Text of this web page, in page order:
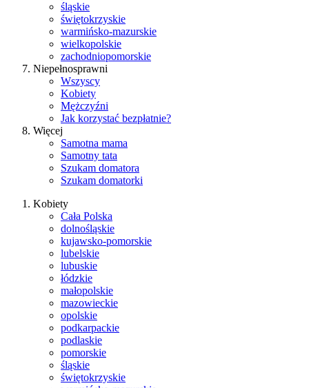
śląskie
świętokrzyskie
warmińsko-mazurskie
wielkopolskie
zachodniopomorskie
Niepełnosprawni
Wszyscy
Kobiety
Mężczyźni
Jak korzystać bezpłatnie?
Więcej
Samotna mama
Samotny tata
Szukam domatora
Szukam domatorki
Kobiety
Cała Polska
dolnośląskie
kujawsko-pomorskie
lubelskie
lubuskie
łódzkie
małopolskie
mazowieckie
opolskie
podkarpackie
podlaskie
pomorskie
śląskie
świętokrzyskie